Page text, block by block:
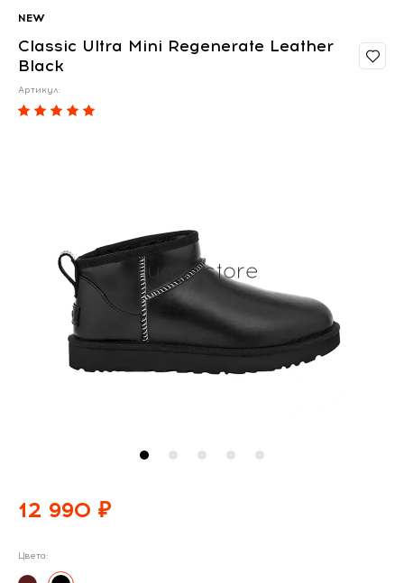
NEW
Classic Ultra Mini Regenerate Leather
Black
Артикул:
12 990 ₽
Цвета: